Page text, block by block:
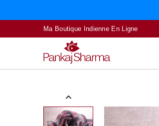
Ma Boutique Indienne En Ligne